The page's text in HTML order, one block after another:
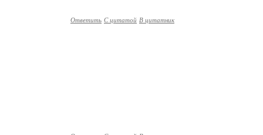
Ответить С цитатой В цитатник